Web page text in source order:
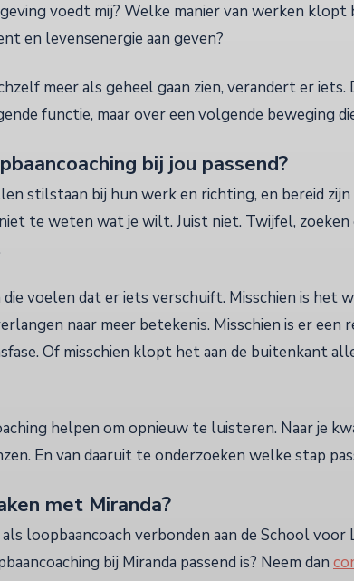
voedt mij? Welke manier van werken klopt
en levensenergie aan geven?
meer als geheel gaan zien, verandert er
functie, maar over een volgende beweging
bij jou passend?
stilstaan bij hun werk en richting, en bereid
te weten wat je wilt. Juist niet. Twijfel,
voelen dat er iets verschuift. Misschien is het
naar meer betekenis. Misschien is er een
Of misschien klopt het aan de buitenkant
helpen om opnieuw te luisteren. Naar je
En van daaruit te onderzoeken welke stap
met Miranda?
loopbaancoach verbonden aan de School voor
bij Miranda passend is? Neem dan